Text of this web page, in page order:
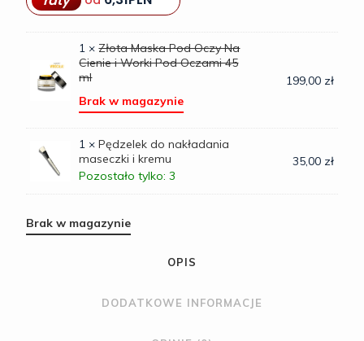
234,00 zł.
1 ×Złota Maska Pod Oczy Na
Cienie i Worki Pod Oczami 45
ml
Brak w magazynie
199,00 zł
1 ×Pędzelek do nakładania
maseczki i kremu
Pozostało tylko: 3
35,00 zł
Brak w magazynie
OPIS
DODATKOWE INFORMACJE